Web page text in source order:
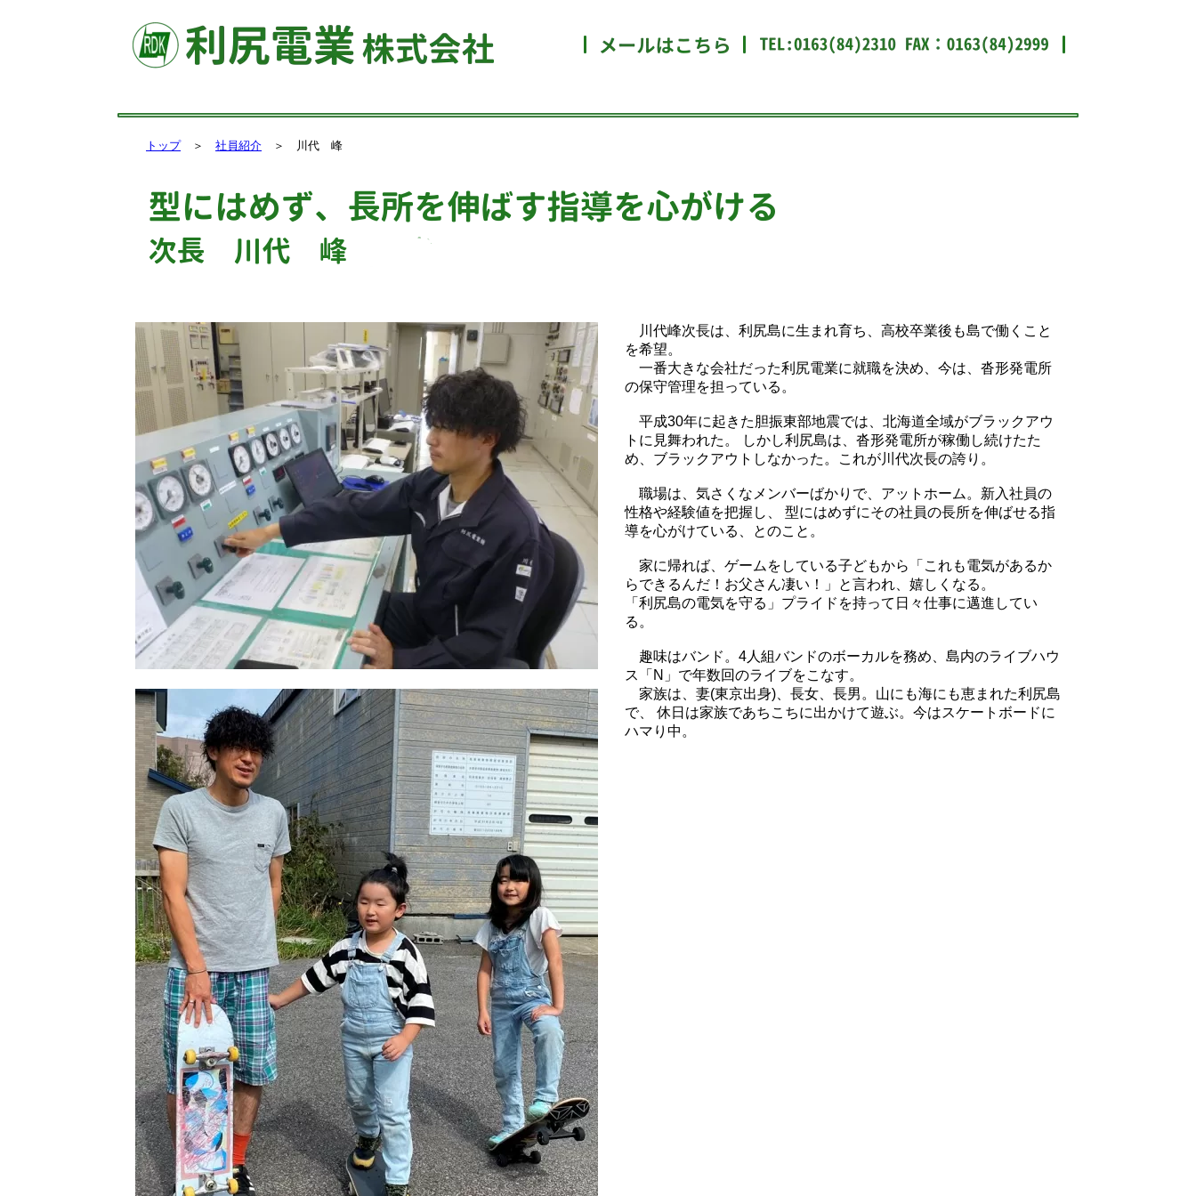
トップ＞ 社員紹介 ＞ 川代 峰
川代峰次長は、利尻島に生まれ育ち、高校卒業後も島で働くこと
を希望。
一番大きな会社だった利尻電業に就職を決め、今は、沓形発電所
の保守管理を担っている。
平成30年に起きた胆振東部地震では、北海道全域がブラックアウ
トに見舞われた。 しかし利尻島は、沓形発電所が稼働し続けたた
め、ブラックアウトしなかった。これが川代次長の誇り。
職場は、気さくなメンバーばかりで、アットホーム。新入社員の
性格や経験値を把握し、 型にはめずにその社員の長所を伸ばせる指
導を心がけている、とのこと。
家に帰れば、ゲームをしている子どもから「これも電気があるか
らできるんだ！お父さん凄い！」と言われ、嬉しくなる。
「利尻島の電気を守る」プライドを持って日々仕事に邁進してい
る。
趣味はバンド。4人組バンドのボーカルを務め、島内のライブハウ
ス「N」で年数回のライブをこなす。
家族は、妻(東京出身)、長女、長男。山にも海にも恵まれた利尻島
で、 休日は家族であちこちに出かけて遊ぶ。今はスケートボードに
ハマり中。